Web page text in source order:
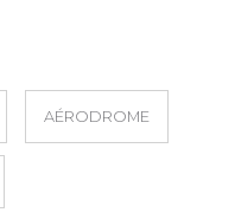
AÉRODROME